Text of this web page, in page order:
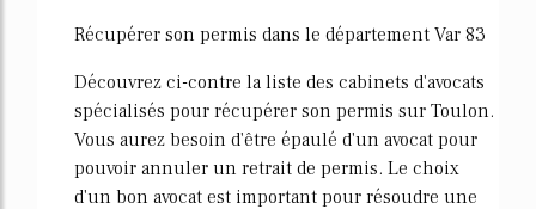
Récupérer son permis dans le département Var 83
Découvrez ci-contre la liste des cabinets d'avocats
spécialisés pour récupérer son permis sur Toulon.
Vous aurez besoin d'être épaulé d'un avocat pour
pouvoir annuler un retrait de permis. Le choix
d'un bon avocat est important pour résoudre une